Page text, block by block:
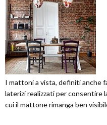
I mattoni a vista, definiti anche
laterizi realizzati per consentire
cui il mattone rimanga ben